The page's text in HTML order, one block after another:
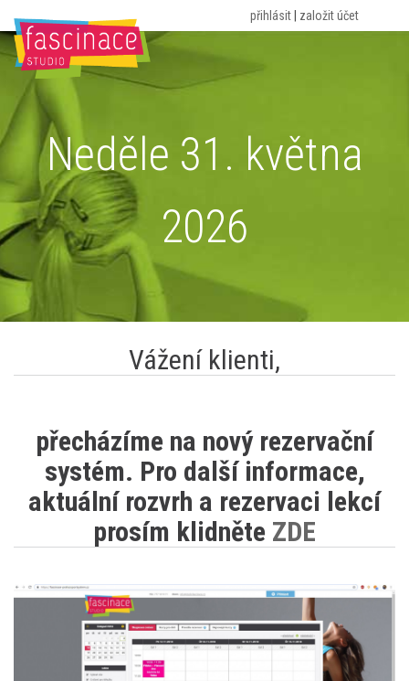
přihlásit založit účet
HOME
O NÁS
ROZVRH
CVIČENÍ
CENÍK
PORADNA
KONTAKT
BLOG
Neděle 31. května
2026
Vážení klienti,
přecházíme na nový rezervační
systém. Pro další informace,
aktuální rozvrh a rezervaci lekcí
prosím klidněte ZDE